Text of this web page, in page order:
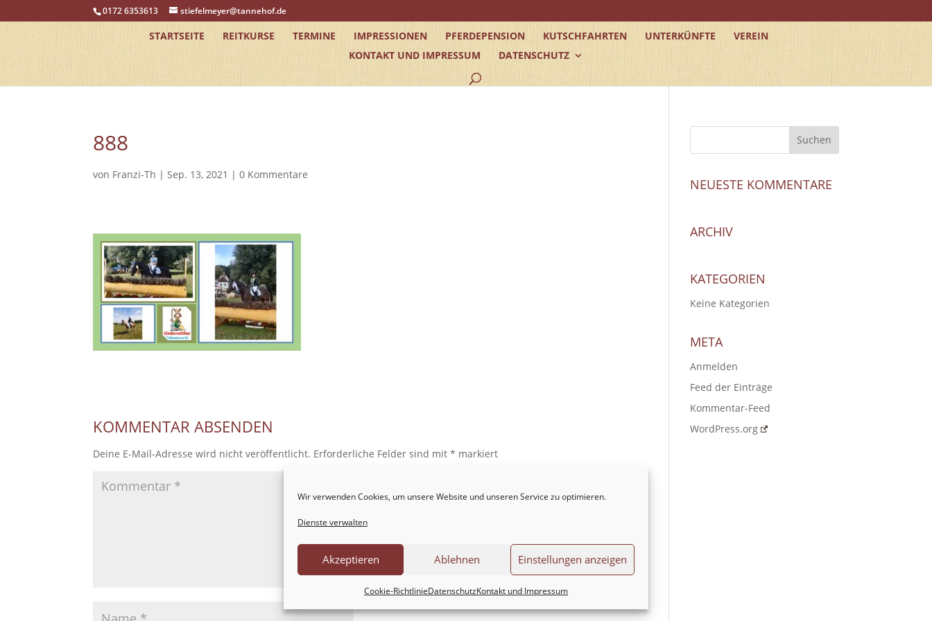
Wir verwenden Cookies, um unsere Website und unseren Service zu optimieren.
Dienste verwalten
Akzeptieren Ablehnen Einstellungen anzeigen
Cookie-RichtlinieDatenschutzKontakt und Impressum
0172 6353613 stiefelmeyer@tannehof.de
STARTSEITE REITKURSE TERMINE IMPRESSIONEN PFERDEPENSION KUTSCHFAHRTEN UNTERKÜNFTE
VEREIN
KONTAKT UND IMPRESSUM
DATENSCHUTZ
888
von Franzi-Th | Sep. 13, 2021 |0 Kommentare
KOMMENTAR ABSENDEN
Deine E-Mail-Adresse wird nicht veröffentlicht. Erforderliche Felder sind mit* markiert
NEUESTE KOMMENTARE
ARCHIV
KATEGORIEN
Keine Kategorien
META
Anmelden
Feed der Einträge
Kommentar-Feed
WordPress.org